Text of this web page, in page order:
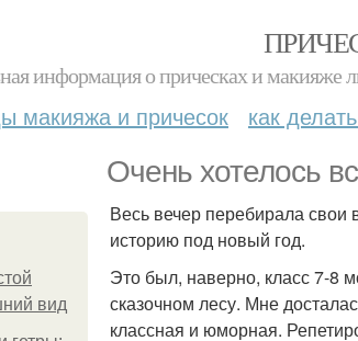
информация о прическах и макияже
макияжа и причесок как
Очень хотелось
вид
Весь вечер перебирала
историю под новый год.
Это был, наверно, класс 7-8
сказочном лесу. Мне
классная и юморная.